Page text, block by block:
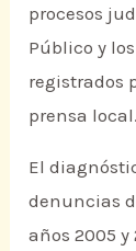
procesos
Público y
registrados
prensa local.
El
denuncias
años 2005